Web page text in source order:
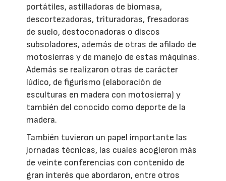
portátiles, astilladoras de biomasa,
descortezadoras, trituradoras, fresadoras
de suelo, destoconadoras o discos
subsoladores, además de otras de afilado de
motosierras y de manejo de estas máquinas.
Además se realizaron otras de carácter
lúdico, de figurismo (elaboración de
esculturas en madera con motosierra) y
también del conocido como deporte de la
madera.
También tuvieron un papel importante las
jornadas técnicas, las cuales acogieron más
de veinte conferencias con contenido de
gran interés que abordaron, entre otros